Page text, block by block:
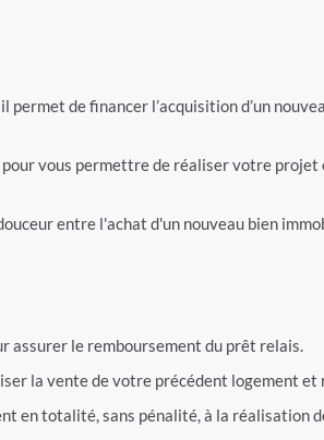
permet de financer l’acquisition d’un
vous permettre de réaliser votre projet
entre l'achat d'un nouveau bien
assurer le remboursement du prêt relais.
la vente de votre précédent logement
en totalité, sans pénalité, à la réalisation